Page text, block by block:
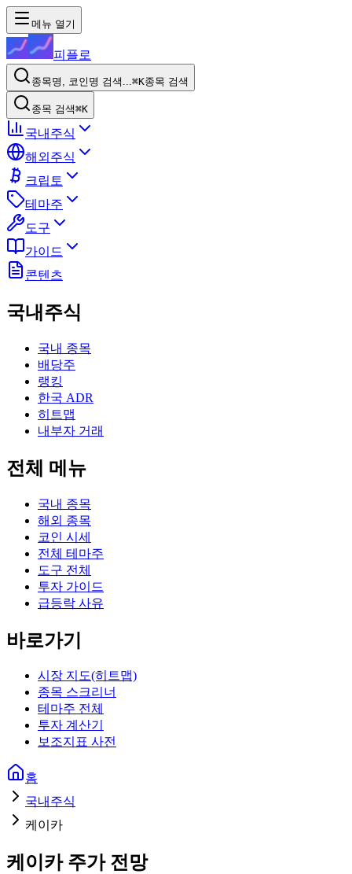
메뉴 열기
피플로
종목명, 코인명 검색...⌘K종목 검색
종목 검색⌘K
국내주식
해외주식
크립토
테마주
도구
가이드
콘텐츠
국내주식
국내 종목
배당주
랭킹
한국 ADR
히트맵
내부자 거래
전체 메뉴
국내 종목
해외 종목
코인 시세
전체 테마주
도구 전체
투자 가이드
급등락 사유
바로가기
시장 지도(히트맵)
종목 스크리너
테마주 전체
투자 계산기
보조지표 사전
홈
국내주식
케이카
케이카주가 전망